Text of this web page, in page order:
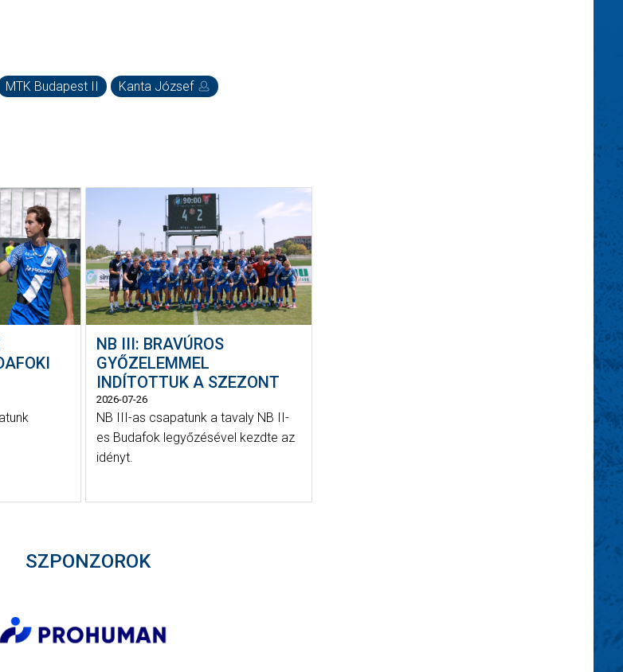
MTK Budapest II
Kanta József
NB III: BRAVÚROS
GYŐZELEMMEL
INDÍTOTTUK A SZEZONT
2026-07-26
NB III-as csapatunk a tavaly NB II-
es Budafok legyőzésével kezdte az
idényt.
SZPONZOROK